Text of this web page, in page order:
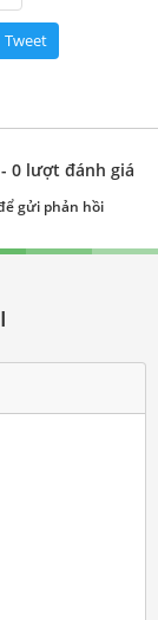
Tweet
0 lượt đánh giá
gửi phản hồi